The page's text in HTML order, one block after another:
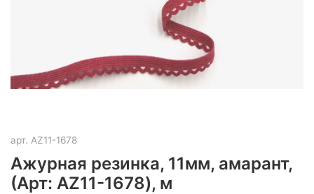
арт. AZ11-1678
Ажурная резинка, 11мм, амарант,
(Арт: AZ11-1678), м